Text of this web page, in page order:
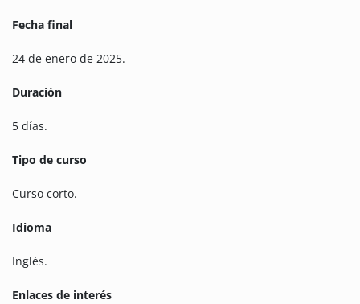
Fecha final
24 de enero de 2025.
Duración
5 días.
Tipo de curso
Curso corto.
Idioma
Inglés.
Enlaces de interés